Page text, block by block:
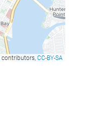
contributors, CC-BY-SA